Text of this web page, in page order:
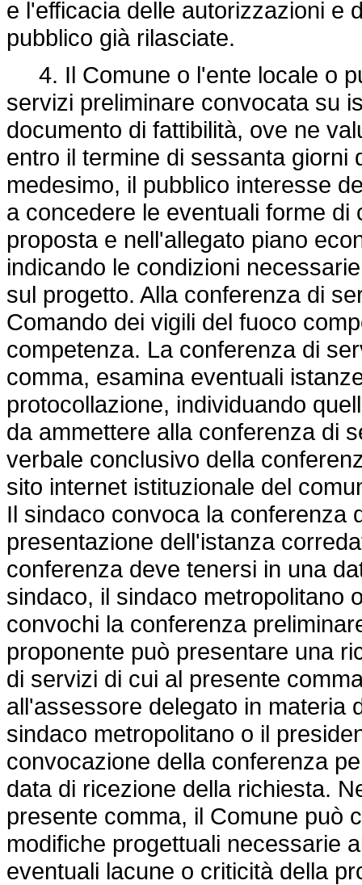
e l'efficacia delle autorizzazioni e
pubblico già rilasciate.
4. Il Comune o l'ente locale o
servizi preliminare convocata su
documento di fattibilità, ove ne
entro il termine di sessanta giorni
medesimo, il pubblico interesse
a concedere le eventuali forme
proposta e nell'allegato piano
indicando le condizioni
sul progetto. Alla conferenza di
Comando dei vigili del fuoco
competenza. La conferenza di
comma, esamina eventuali
protocollazione, individuando
da ammettere alla conferenza di
verbale conclusivo della
sito internet istituzionale del
Il sindaco convoca la conferenza
presentazione dell'istanza
conferenza deve tenersi in una
sindaco, il sindaco metropolitano
convochi la conferenza
proponente può presentare una
di servizi di cui al presente
all'assessore delegato in materia
sindaco metropolitano o il
convocazione della conferenza
data di ricezione della richiesta.
presente comma, il Comune può
modifiche progettuali necessarie
eventuali lacune o criticità della